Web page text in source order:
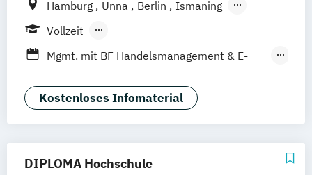
Hamburg Unna Berlin
Ismaning
Mannheim
Stuttgart
Vollzeit
Berufsbegleitendes Präsenzstudium
Mgmt. mit BF Handelsmanagement & E-
Social Media Studies Sportmanagement
Kostenloses Infomaterial
DIPLOMA Hochschule